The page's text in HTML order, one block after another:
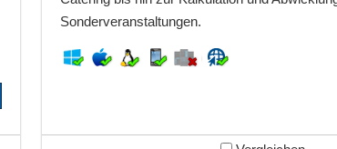
Sonderveranstaltungen.